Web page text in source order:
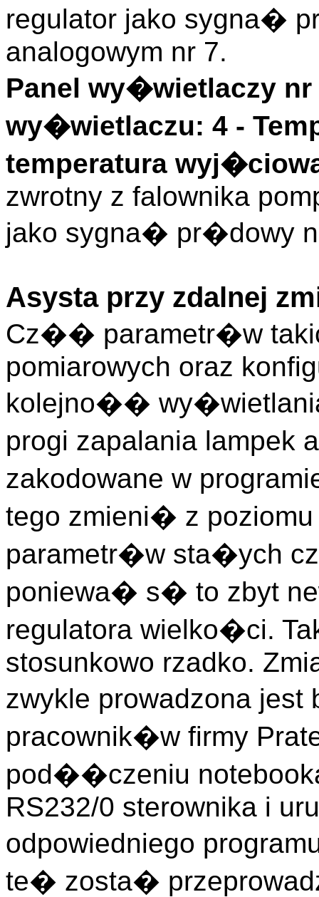
regulator jako sygna�
analogowym nr 7.
Panel wy�wietlaczy nr
wy�wietlaczu: 4 -
temperatura
zwrotny z falownika
jako sygna� pr�dowy
Asysta przy zdalnej
Cz�� parametr�w
pomiarowych oraz
kolejno��
progi zapalania lampek
zakodowane w
tego zmieni� z
parametr�w sta�ych
poniewa� s� to zbyt
regulatora wielko�ci.
stosunkowo rzadko.
zwykle prowadzona
pracownik�w firmy
pod��czeniu
RS232/0 sterownika i
odpowiedniego
te� zosta�